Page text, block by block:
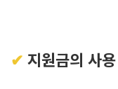
✔ 지원금의 사